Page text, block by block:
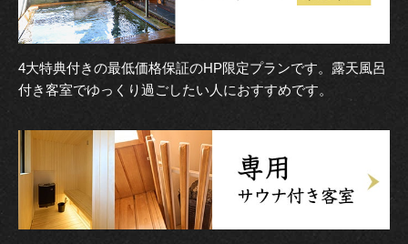
4大特典付きの最低価格保証のHP限定プランです。露天風呂
付き客室でゆっくり過ごしたい人におすすめです。